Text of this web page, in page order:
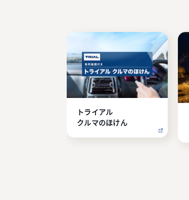
トライアル
クルマのほけん